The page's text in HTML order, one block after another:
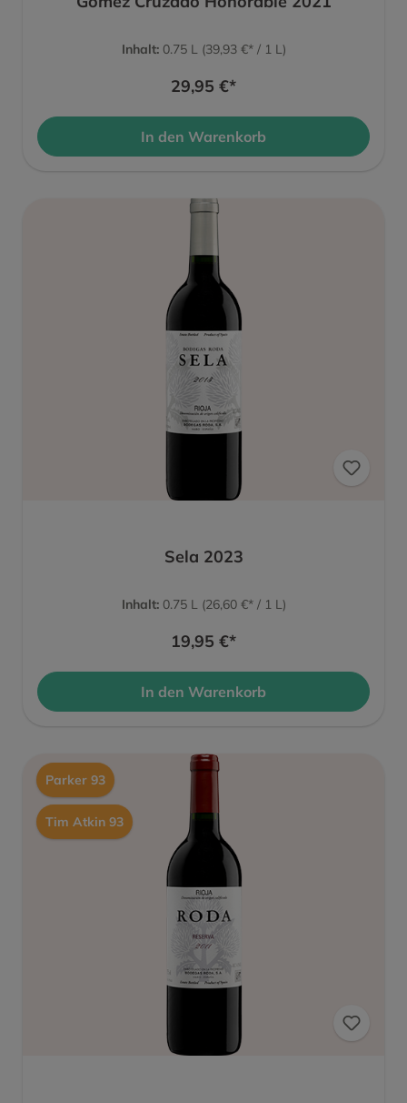
Inhalt: 0.75 L (39,93 €* / 1 L)
29,95 €*
In den Warenkorb
Sela 2023
Inhalt: 0.75 L (26,60 €* / 1 L)
19,95 €*
In den Warenkorb
Parker 93
Tim Atkin 93